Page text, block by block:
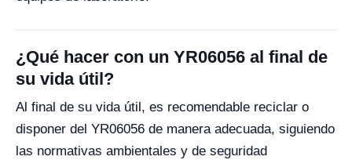
¿Qué hacer con un YR06056 al final de
su vida útil?
Al final de su vida útil, es recomendable reciclar o
disponer del YR06056 de manera adecuada, siguiendo
las normativas ambientales y de seguridad